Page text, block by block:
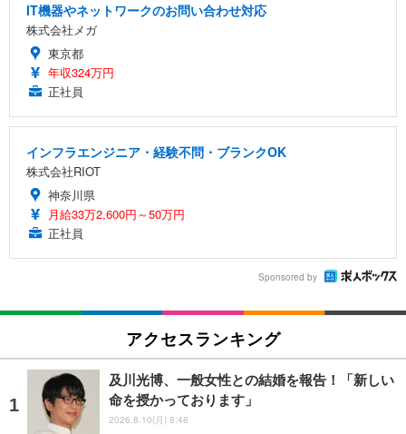
IT機器やネットワークのお問い合わせ対応
株式会社メガ
東京都
年収324万円
正社員
インフラエンジニア・経験不問・ブランクOK
株式会社RIOT
神奈川県
月給33万2,600円～50万円
正社員
Sponsored by
アクセスランキング
及川光博、一般女性との結婚を報告！「新しい
命を授かっております」
2026.8.10(月) 8:48